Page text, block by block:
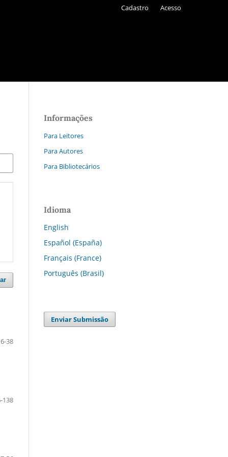
Cadastro Acesso
6-38
138
Informações
Para Leitores
Para Autores
Para Bibliotecários
Idioma
English
Español (España)
Français (France)
Português (Brasil)
Enviar Submissão